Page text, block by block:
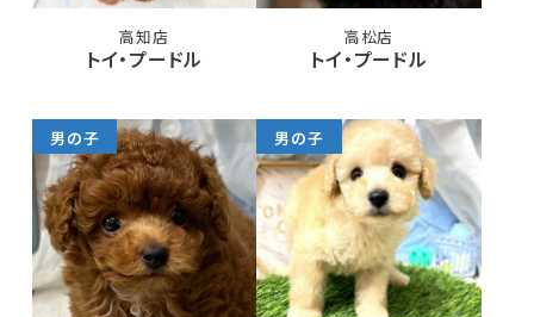
高知店
トイ・プードル
高松店
トイ・プードル
男の子 男の子